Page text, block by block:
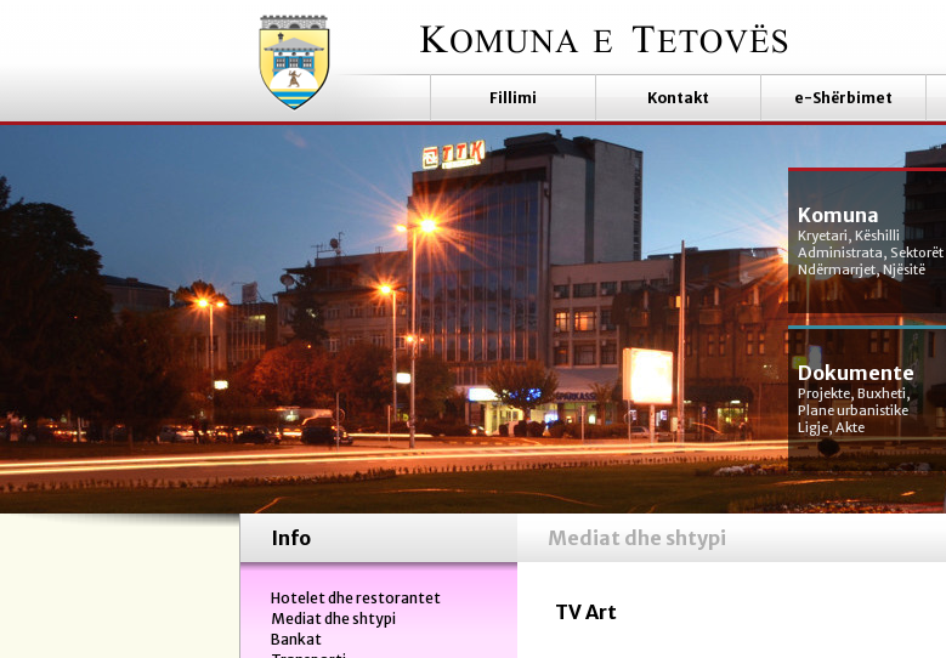
Fillimi Kontakt e-Shërbimet
Komuna
Kryetari, Këshilli
Administrata, Sektorët
Ndërmarrjet, Njësitë
Dokumente
Projekte, Buxheti,
Plane urbanistike
Ligje, Akte
Info Mediat dhe shtypi
Hotelet dhe restorantet
Mediat dhe shtypi
Bankat
TV Art